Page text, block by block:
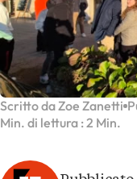
Scritto da Zoe Zanetti
Min. di lettura : 2 Min.